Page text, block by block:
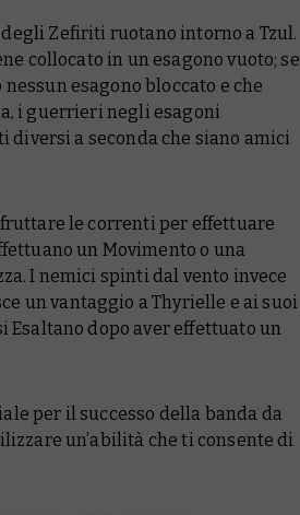
Zefiriti ruotano intorno a Tzul.
collocato in un esagono vuoto; se
esagono bloccato e che
i guerrieri negli esagoni
diversi a seconda che siano amici
le correnti per effettuare
un Movimento o una
I nemici spinti dal vento invece
un vantaggio a Thyrielle e ai suoi
dopo aver effettuato un
per il successo della banda da
un’abilità che ti consente di